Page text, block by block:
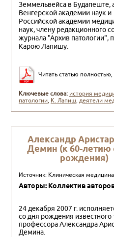
Земмельвейса в Будапеште,
Венгерской академии наук и
Российской академии
наук, члену редакционного
журнала "Ар­хив патологии",
Карою Лапишу.
Читать статью
Ключевые слова: история
патологии, К. Лапиш,деятели
Александр
Демин (к 60-летию
рождения)
Источник: Клиническая
Авторы: Коллектив
24 декабря 2007 г.
со дня рождения известного
профессора Александра
Де­мина.